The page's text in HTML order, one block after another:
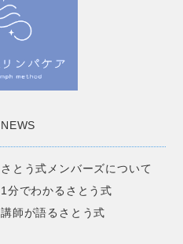
NEWS
さとう式メンバーズについて
1分でわかるさとう式
講師が語るさとう式